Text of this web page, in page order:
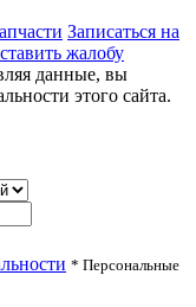
Записаться на
жалобу
данные, вы
этого сайта.
* Персональные